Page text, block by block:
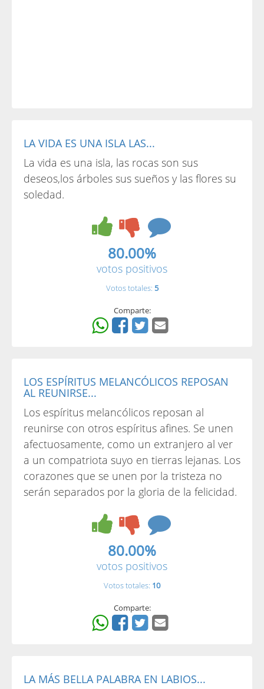
LA VIDA ES UNA ISLA LAS...
La vida es una isla, las rocas son sus
deseos,los árboles sus sueños y las flores su
soledad.
80.00%
votos positivos
Votos totales: 5
Comparte:
LOS ESPÍRITUS MELANCÓLICOS REPOSAN
AL REUNIRSE...
Los espíritus melancólicos reposan al
reunirse con otros espíritus afines. Se unen
afectuosamente, como un extranjero al ver
a un compatriota suyo en tierras lejanas. Los
corazones que se unen por la tristeza no
serán separados por la gloria de la felicidad.
80.00%
votos positivos
Votos totales: 10
Comparte:
LA MÁS BELLA PALABRA EN LABIOS...